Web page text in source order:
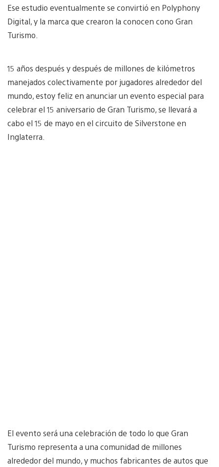
Ese estudio eventualmente se convirtió en Polyphony
Digital, y la marca que crearon la conocen cono Gran
Turismo.
15 años después y después de millones de kilómetros
manejados colectivamente por jugadores alrededor del
mundo, estoy feliz en anunciar un evento especial para
celebrar el 15 aniversario de Gran Turismo, se llevará a
cabo el 15 de mayo en el circuito de Silverstone en
Inglaterra.
El evento será una celebración de todo lo que Gran
Turismo representa a una comunidad de millones
alrededor del mundo, y muchos fabricantes de autos que